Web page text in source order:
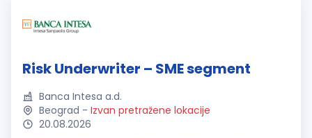
Risk Underwriter – SME segment
Banca Intesa a.d.
Beograd - Izvan pretražene lokacije
20.08.2026